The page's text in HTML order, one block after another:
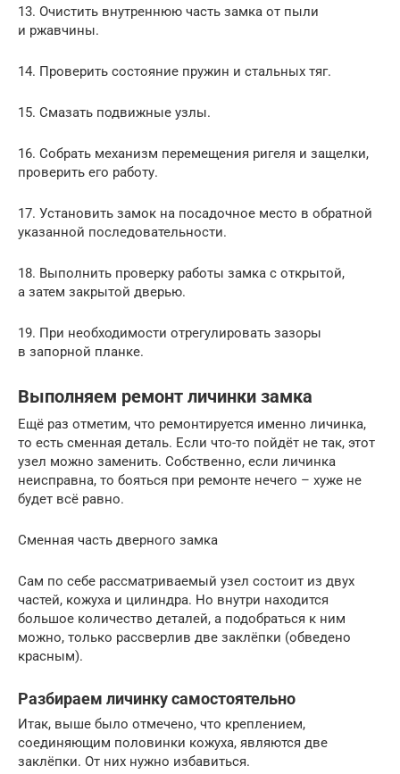
13. Очистить внутреннюю часть замка от пыли
и ржавчины.
14. Проверить состояние пружин и стальных тяг.
15. Смазать подвижные узлы.
16. Собрать механизм перемещения ригеля и защелки,
проверить его работу.
17. Установить замок на посадочное место в обратной
указанной последовательности.
18. Выполнить проверку работы замка с открытой,
а затем закрытой дверью.
19. При необходимости отрегулировать зазоры
в запорной планке.
Выполняем ремонт личинки замка
Ещё раз отметим, что ремонтируется именно личинка,
то есть сменная деталь. Если что-то пойдёт не так, этот
узел можно заменить. Собственно, если личинка
неисправна, то бояться при ремонте нечего – хуже не
будет всё равно.
Сменная часть дверного замка
Сам по себе рассматриваемый узел состоит из двух
частей, кожуха и цилиндра. Но внутри находится
большое количество деталей, а подобраться к ним
можно, только рассверлив две заклёпки (обведено
красным).
Разбираем личинку самостоятельно
Итак, выше было отмечено, что креплением,
соединяющим половинки кожуха, являются две
заклёпки. От них нужно избавиться.